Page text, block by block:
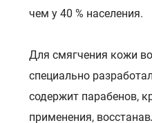
чем у 40 % населения.
Для смягчения кожи
специально
содержит парабенов,
применения,